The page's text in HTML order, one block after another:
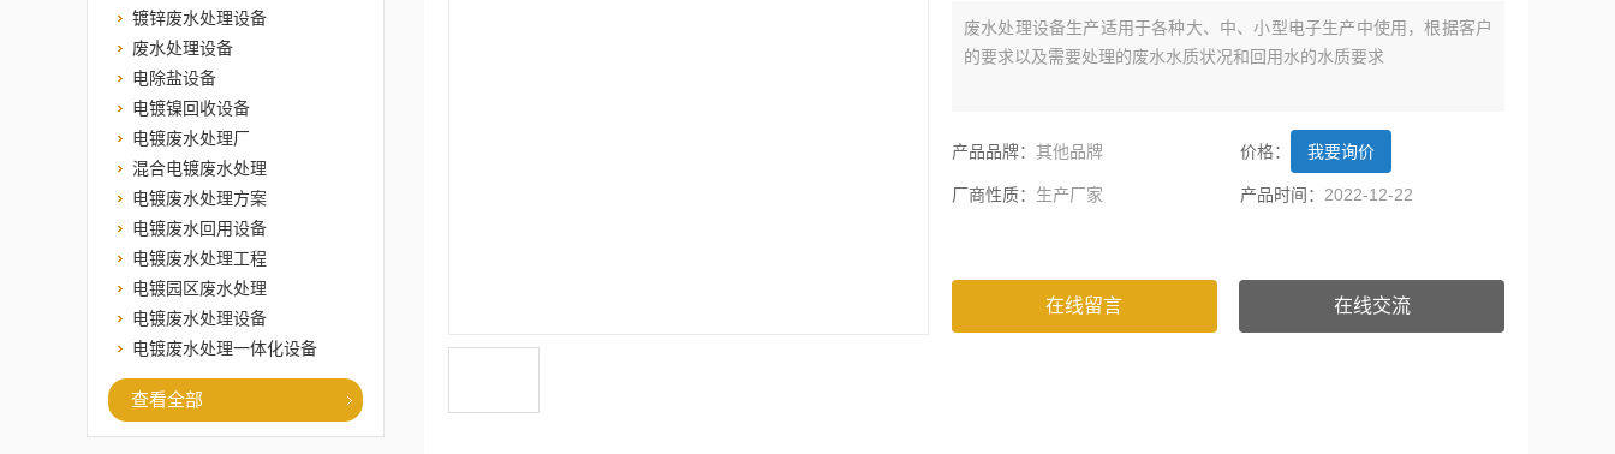
镀锌废水处理设备
废水处理设备
电除盐设备
电镀镍回收设备
电镀废水处理厂
混合电镀废水处理
电镀废水处理方案
电镀废水回用设备
电镀废水处理工程
电镀园区废水处理
电镀废水处理设备
电镀废水处理一体化设备
查看全部
废水处理设备生产适用于各种大、中、小型电子生产中使用，根据客户
的要求以及需要处理的废水水质状况和回用水的水质要求
产品品牌： 其他品牌 价格： 我要询价
厂商性质： 生产厂家 产品时间： 2022-12-22
在线留言 在线交流